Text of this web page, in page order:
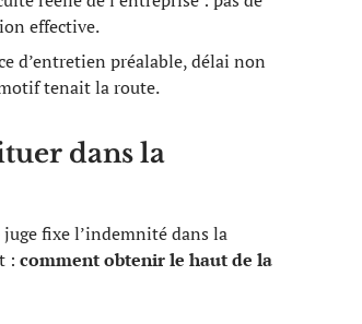
effective.
d’entretien préalable, délai non
tenait la route.
dans la
fixe l’indemnité dans la
: comment obtenir le haut de la